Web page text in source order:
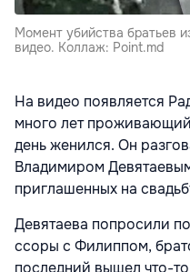
Момент убийства братьев
видео. Коллаж: Point.md
На видео появляется
много лет
день женился. Он
Владимиром
приглашенных на
Девятаева попросили
ссоры с Филиппом,